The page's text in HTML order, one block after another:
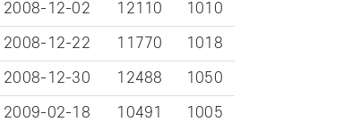
2008-12-02 12110 1010
2008-12-22 11770 1018
2008-12-30 12488 1050
2009-02-18 10491 1005